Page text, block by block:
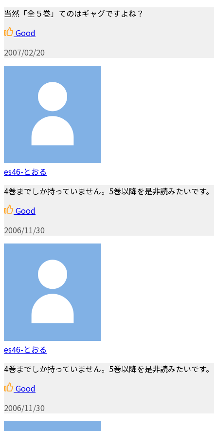
当然「全５巻」てのはギャグですよね？
Good
2007/02/20
es46-とおる
4巻までしか持っていません。5巻以降を是非読みたいです。
Good
2006/11/30
es46-とおる
4巻までしか持っていません。5巻以降を是非読みたいです。
Good
2006/11/30